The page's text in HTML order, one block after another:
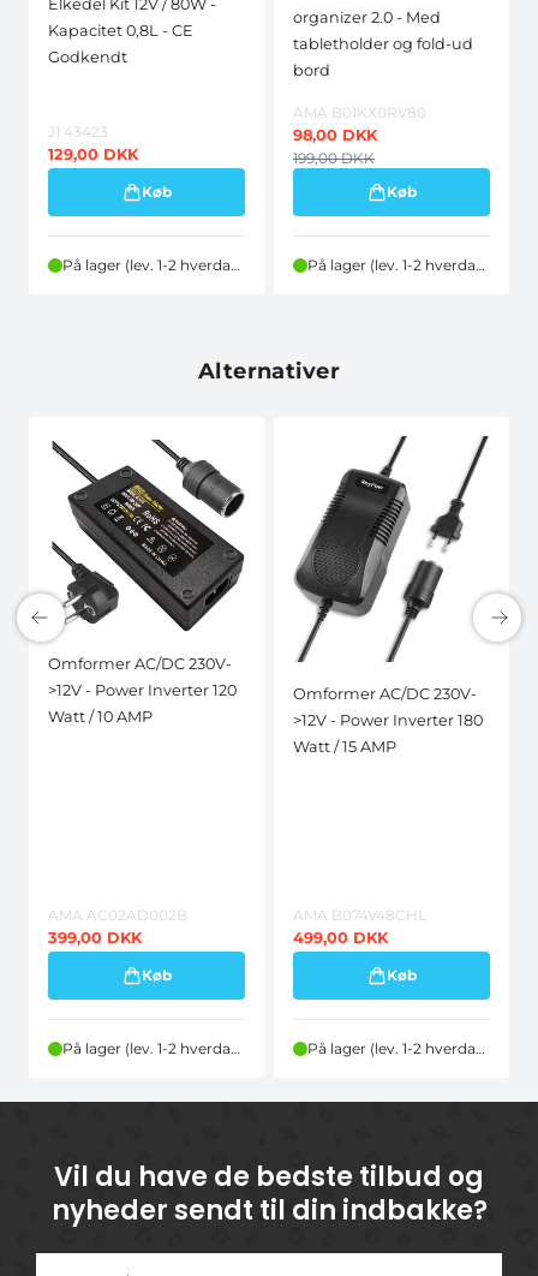
Elkedel Kit 12V / 80W -
Kapacitet 0,8L - CE
Godkendt
J1 43423
129,00 DKK
Køb
På lager (lev. 1-2 hverdage)
organizer 2.0 - Med
tabletholder og fold-ud
bord
AMA B01KX0RV80
98,00 DKK
199,00DKK
Køb
På lager (lev. 1-2 hverdage)
Alternativer
Omformer AC/DC 230V-
>12V - Power Inverter 120
Watt / 10 AMP
AMA AC02AD002B
399,00 DKK
Køb
På lager (lev. 1-2 hverdage)
Omformer AC/DC 230V-
>12V - Power Inverter 180
Watt / 15 AMP
AMA B074V48CHL
499,00 DKK
Køb
På lager (lev. 1-2 hverdage)
Vil du have de bedste tilbud og
nyheder sendt til din indbakke?